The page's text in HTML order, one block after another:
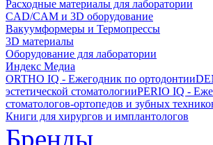
Расходные материалы для лаборатории
CAD/CAM и 3D оборудование
Вакуумформеры и Термопрессы
3D материалы
Оборудование для лаборатории
Индекс Медиа
ORTHO IQ - Ежегодник по ортодонтии
эстетической стоматологииPERIO IQ -
стоматологов-ортопедов и зубных
Книги для хирургов и имплантологов
Бренды